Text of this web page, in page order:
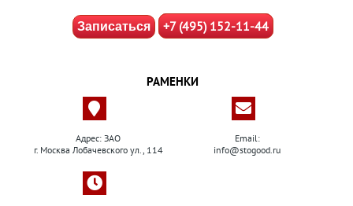
Записаться +7 (495) 152-11-44
РАМЕНКИ
Адрес: ЗАО
г. Москва Лобачевского ул., 114
Email:
info@stogood.ru